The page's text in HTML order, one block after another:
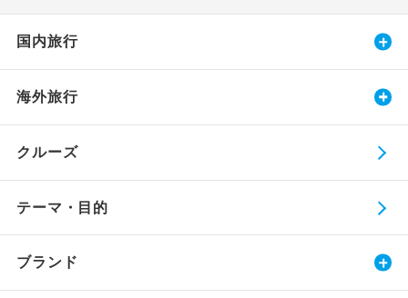
国内旅行
海外旅行
クルーズ
テーマ・目的
ブランド